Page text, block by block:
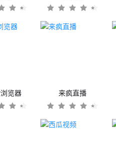
览器 来疯直播